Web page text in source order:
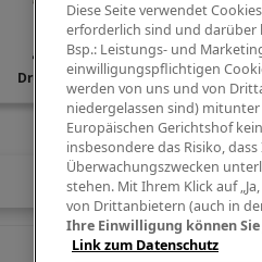
Drums Percussion Digitalpiano
Diese Seite verwendet
erforderlich sind und darüber
Bsp.: Leistungs- und
einwilligungspflichtigen
werden von uns und von
niedergelassen sind)
Europäischen Gerichtshof
insbesondere das Risiko,
Überwachungszwecken
stehen. Mit Ihrem Klick auf
von Drittanbietern (auch in
Ihre Einwilligung können
Link zum Datenschutz